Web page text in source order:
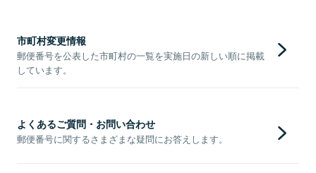
市町村変更情報
郵便番号を公表した市町村の一覧を実施日の新しい順に掲載
しています。
よくあるご質問・お問い合わせ
郵便番号に関するさまざまな疑問にお答えします。